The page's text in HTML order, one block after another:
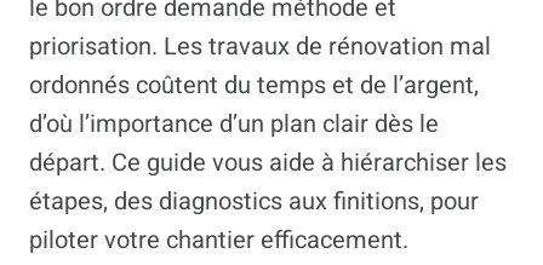
le bon ordre demande méthode et
priorisation. Les travaux de rénovation mal
ordonnés coûtent du temps et de l’argent,
d’où l’importance d’un plan clair dès le
départ. Ce guide vous aide à hiérarchiser les
étapes, des diagnostics aux finitions, pour
piloter votre chantier efficacement.